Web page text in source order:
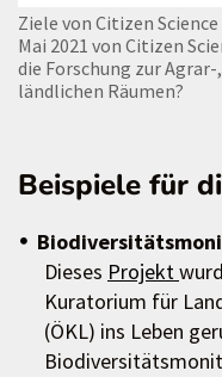
Ziele von Citizen Science
Mai 2021 von Citizen
die Forschung zur
ländlichen Räumen?
Beispiele für
Dieses Projekt
Kuratorium für
(ÖKL) ins Leben